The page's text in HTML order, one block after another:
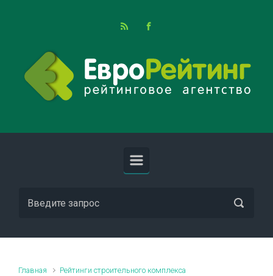
Главная
Рейтинги строительного комплекса